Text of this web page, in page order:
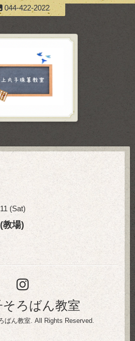
044-422-2022
(Sat)
教場)
そろばん教室
ばん教室 . All Rights Reserved.